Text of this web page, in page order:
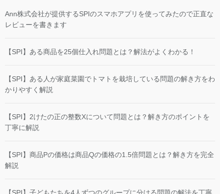
Ann株式会社が提供するSPIのスマホアプリを使ってみたので正直な
レビューを書きます
【SPI】ある商品を25個仕入れ問題とは？解法がよくわかる！
【SPI】ある人が家庭菜園でトマトを栽培している問題の解き方をわ
かりやすく解説
【SPI】2けたの正の整数Xについて問題とは？解き方のポイントを
丁寧に解説
【SPI】商品Pの価格は商品Qの価格の1.5倍問題とは？解き方を完全
解説